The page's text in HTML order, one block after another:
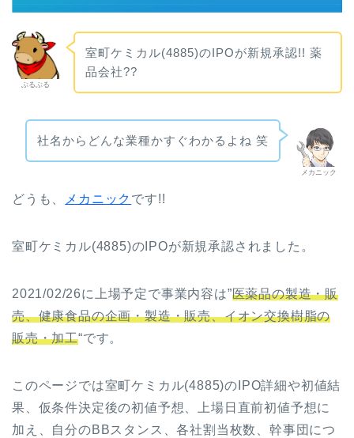
ぶるぶる
室町ケミカル(4885)のIPOが新規承認!! 薬
品会社??
メカニック
社名からどんな業種かすぐわかるよね 笑
ど うも、 メカニック です!!
室町ケミカル(4885)のIPOが新規承認されました。
2021/02/26に上場予定で事業内容は”医薬品の製造・販
売、健康食品の企画・製造・販売、イオン交換樹脂の
販売・加工“です。
このページでは室町ケミカル(4885)のIPO詳細や初値結
果、仮条件決定後の初値予想、上場日直前初値予想に
加え、自分のBBスタンス、各社割当枚数、幹事団につ